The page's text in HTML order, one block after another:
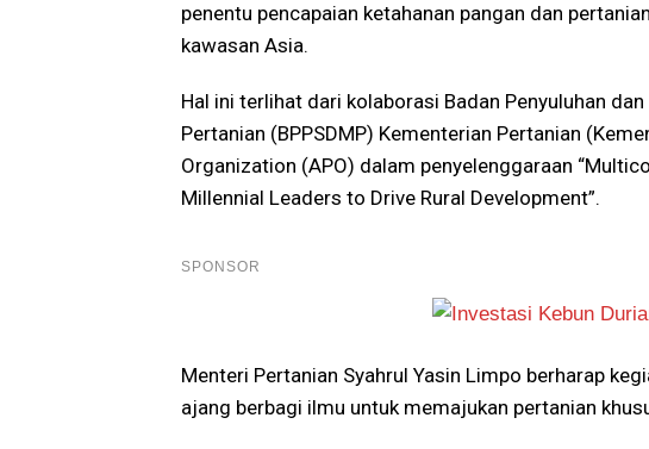
penentu pencapaian ketahanan pangan dan
kawasan Asia.
Hal ini terlihat dari kolaborasi Badan Penyuluhan
Pertanian (BPPSDMP) Kementerian Pertanian
Organization (APO) dalam penyelenggaraan
Millennial Leaders to Drive Rural Development”.
SPONSOR
Menteri Pertanian Syahrul Yasin Limpo berharap
ajang berbagi ilmu untuk memajukan pertanian